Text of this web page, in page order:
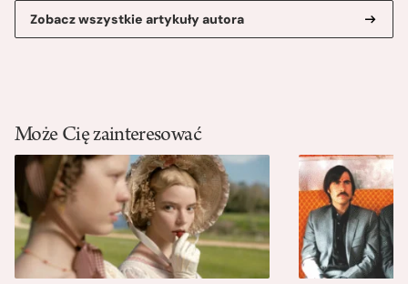
Zobacz wszystkie artykuły autora
Może Cię zainteresować